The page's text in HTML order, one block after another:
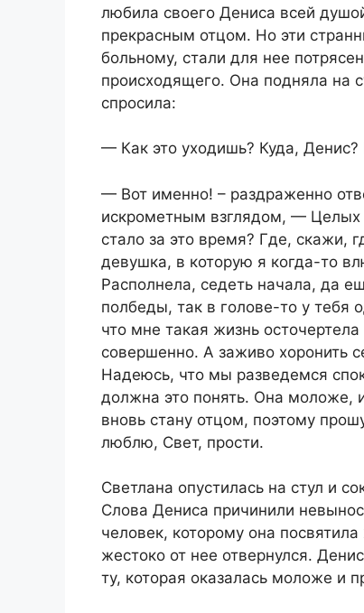
любила своего Дениса всей
прекрасным отцом. Но эти
больному, стали для нее
происходящего. Она подняла на
спросила:
— Как это уходишь? Куда,
— Вот именно! – раздраженно
искрометным взглядом, — Целых
стало за это время? Где, скажи,
девушка, в которую я когда-то
Располнела, седеть начала, да
полбеды, так в голове-то у тебя
что мне такая жизнь
совершенно. А заживо хоронить
Надеюсь, что мы разведемся
должна это понять. Она моложе,
вновь стану отцом, поэтому
люблю, Свет, прости.
Светлана опустилась на стул и
Слова Дениса причинили
человек, которому она
жестоко от нее отвернулся.
ту, которая оказалась моложе и